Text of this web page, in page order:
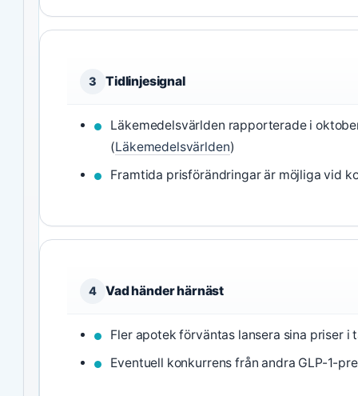
3 Tidlinjesignal
Läkemedelsvärlden rapporterade i
(Läkemedelsvärlden)
Framtida prisförändringar är möjliga vid
4 Vad händer härnäst
Fler apotek förväntas lansera sina priser
Eventuell konkurrens från andra GLP-1-